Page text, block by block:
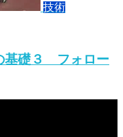
技術
基礎３ フォロー